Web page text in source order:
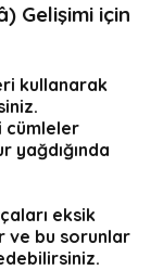
Gelişimi için
kullanarak
cümleler
yağdığında
eksik
ve bu sorunlar